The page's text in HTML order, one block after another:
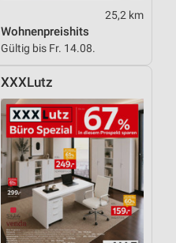
25,2 km
Wohnenpreishits
Gültig bis Fr. 14.08.
XXXLutz